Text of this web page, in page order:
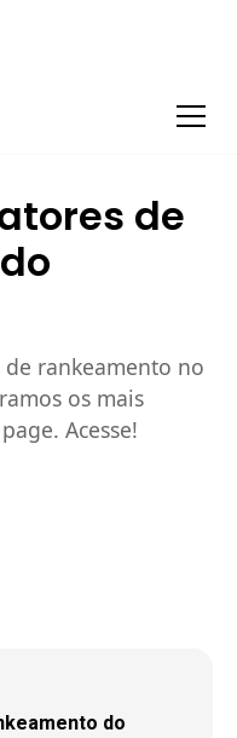
de
de rankeamento no
os mais
Acesse!
do